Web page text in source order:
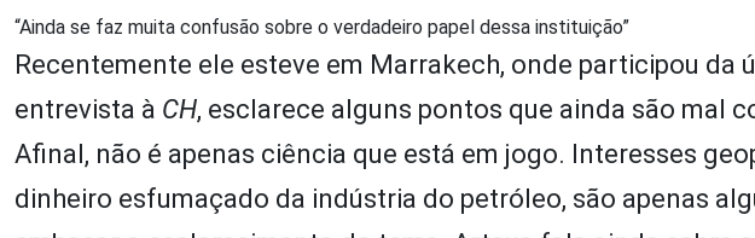
“Ainda se faz muita confusão sobre o verdadeiro papel dessa instituição”
Recentemente ele esteve em Marrakech, onde participou da
entrevista à CH, esclarece alguns pontos que ainda são mal
Afinal, não é apenas ciência que está em jogo. Interesses
dinheiro esfumaçado da indústria do petróleo, são apenas